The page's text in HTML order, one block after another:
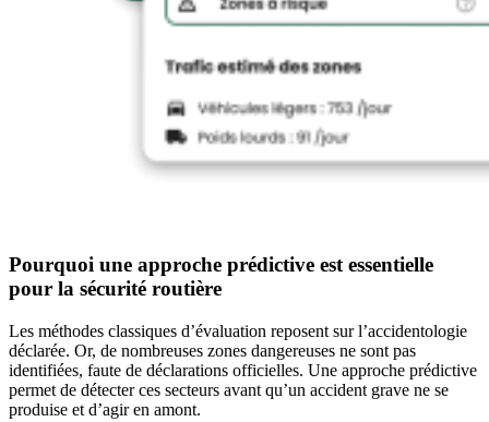
Pourquoi une approche prédictive est essentielle
pour la sécurité routière
Les méthodes classiques d’évaluation reposent sur l’accidentologie
déclarée. Or, de nombreuses zones dangereuses ne sont pas
identifiées, faute de déclarations officielles. Une approche prédictive
permet de détecter ces secteurs avant qu’un accident grave ne se
produise et d’agir en amont.